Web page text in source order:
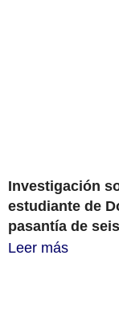
Investigación
estudiante de
pasantía de
Leer más